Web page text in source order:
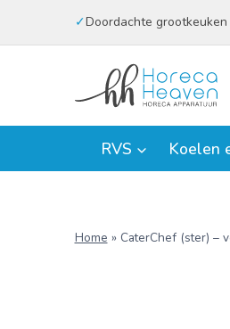
Doordachte
RVS Koelen
Home » CaterChef (ster) –